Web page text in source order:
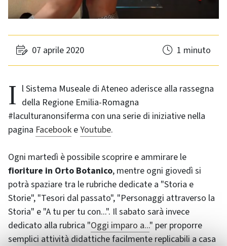
07 aprile 2020 1 minuto
Il Sistema Museale di Ateneo aderisce alla rassegna della Regione Emilia-Romagna
#laculturanonsiferma con una serie di iniziative nella
pagina Facebook eYoutube.
Ogni martedì è possibile scoprire e ammirare le
fioriture in Orto Botanico, mentre ogni giovedì si
potrà spaziare tra le rubriche dedicate a "Storia e
Storie", "Tesori dal passato", "Personaggi attraverso la
Storia" e "A tu per tu con...". Il sabato sarà invece
dedicato alla rubrica "Oggi imparo a..." per proporre
semplici attività didattiche facilmente replicabili a casa